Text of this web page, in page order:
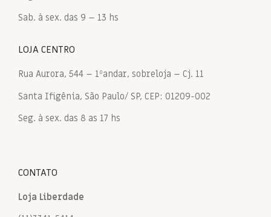
Sab. à sex. das 9 – 13 hs
LOJA CENTRO
Rua Aurora, 544 – 1ºandar, sobreloja – Cj. 11
Santa Ifigênia, São Paulo/ SP, CEP: 01209-002
Seg. à sex. das 8 as 17 hs
CONTATO
Loja Liberdade